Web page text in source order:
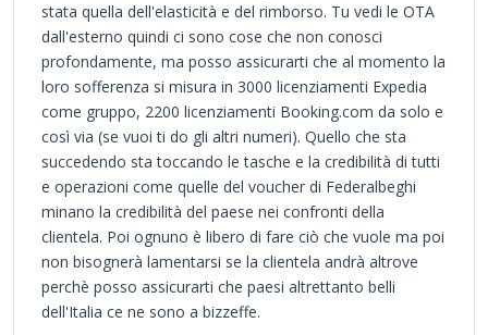
stata quella dell'elasticità e del rimborso. Tu vedi le OTA
dall'esterno quindi ci sono cose che non conosci
profondamente, ma posso assicurarti che al momento la
loro sofferenza si misura in 3000 licenziamenti Expedia
come gruppo, 2200 licenziamenti Booking.com da solo e
così via (se vuoi ti do gli altri numeri). Quello che sta
succedendo sta toccando le tasche e la credibilità di tutti
e operazioni come quelle del voucher di Federalbeghi
minano la credibilità del paese nei confronti della
clientela. Poi ognuno è libero di fare ciò che vuole ma poi
non bisognerà lamentarsi se la clientela andrà altrove
perchè posso assicurarti che paesi altrettanto belli
dell'Italia ce ne sono a bizzeffe.